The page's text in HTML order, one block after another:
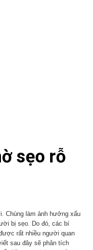
sẹo rỗ
Chúng làm ảnh hưởng xấu
bị sẹo. Do đó, các bí
rất nhiều người quan
sau đây sẽ phân tích